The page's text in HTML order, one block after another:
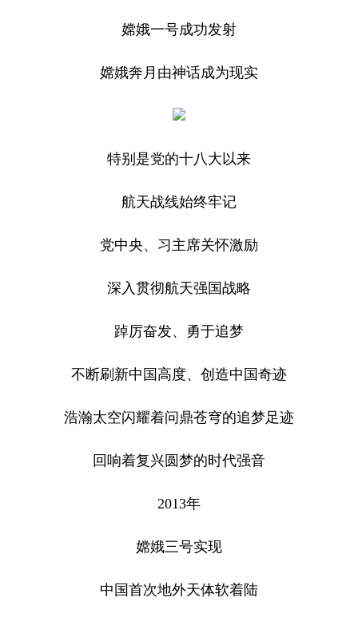
嫦娥一号成功发射
嫦娥奔月由神话成为现实
特别是党的十八大以来
航天战线始终牢记
党中央、习主席关怀激励
深入贯彻航天强国战略
踔厉奋发、勇于追梦
不断刷新中国高度、创造中国奇迹
浩瀚太空闪耀着问鼎苍穹的追梦足迹
回响着复兴圆梦的时代强音
2013年
嫦娥三号实现
中国首次地外天体软着陆